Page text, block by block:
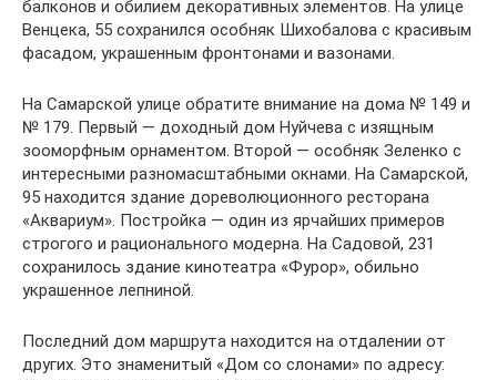
балконов и обилием декоративных элементов. На улице
Венцека, 55 сохранился особняк Шихобалова с красивым
фасадом, украшенным фронтонами и вазонами.
На Самарской улице обратите внимание на дома № 149 и
№ 179. Первый — доходный дом Нуйчева с изящным
зооморфным орнаментом. Второй — особняк Зеленко с
интересными разномасштабными окнами. На Самарской,
95 находится здание дореволюционного ресторана
«Аквариум». Постройка — один из ярчайших примеров
строгого и рационального модерна. На Садовой, 231
сохранилось здание кинотеатра «Фурор», обильно
украшенное лепниной.
Последний дом маршрута находится на отдалении от
других. Это знаменитый «Дом со слонами» по адресу: